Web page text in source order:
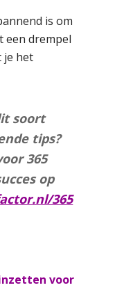
is om
een drempel
je het
soort
tips?
365
op
365
voor